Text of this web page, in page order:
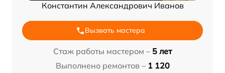
Константин Александрович Иванов
Вызвать мастера
Стаж работы мастером – 5 лет
Выполнено ремонтов – 1 120